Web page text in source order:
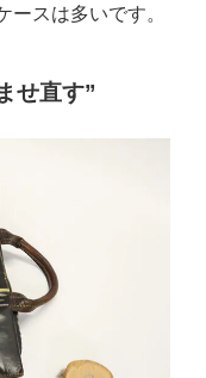
ースは多いです。
せ直す”